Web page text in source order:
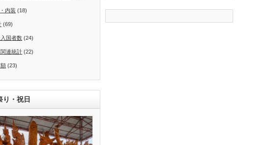
内装 (18)
(69)
国者数 (24)
連統計 (22)
(23)
り・祝日